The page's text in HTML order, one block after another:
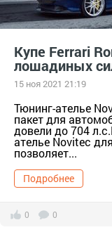
Купе Ferrari
лошадиных
15 ноя 2021 21:19
Тюнинг-ателье
пакет для
довели до 704
ателье Novitec
позволяет...
Подробнее
0 0